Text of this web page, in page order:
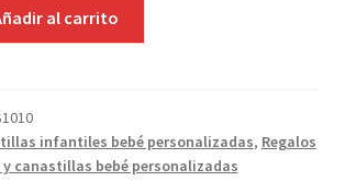
al carrito
infantiles bebé personalizadas, Regalos
canastillas bebé personalizadas